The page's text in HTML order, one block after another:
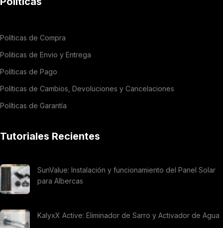
Políticas de Compra
Politicas de Envio y Entrega
Políticas de Pago
Políticas de Cambios, Devoluciones y Cancelaciones
Políticas de Garantía
Tutoriales Recientes
SunValue: Instalación y funcionamiento del Panel Solar
para Albercas
KalyxX Active: Eliminador de Sarro y Activador de Agua